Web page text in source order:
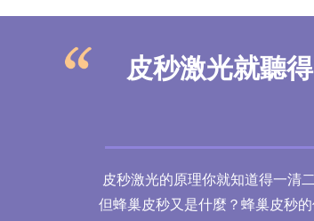
皮秒激光就聽
皮秒激光的原理你就知道得一清
但蜂巢皮秒又是什麼？蜂巢皮秒